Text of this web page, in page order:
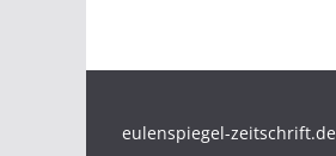
eulenspiegel-zeitschrift.de